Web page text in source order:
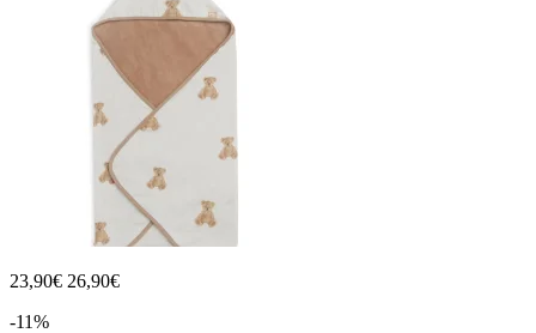
23,90€ 26,90€
-11%